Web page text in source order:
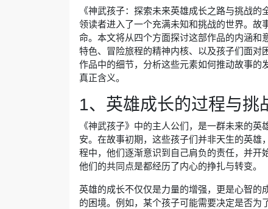
《神武孩子：探索未来英雄成长之路与挑战
领读者进入了一个充满未知和挑战的世界。故
命。本文将从四个方面探讨这部作品的内涵和
特色、冒险旅程的精神内核、以及孩子们面对
作品中的细节，分析这些元素如何推动故事的
真正含义。
1、英雄成长的过程与挑
《神武孩子》中的主人公们，是一群未来的
安。在故事初期，这些孩子们并非天生的英
程中，他们逐渐意识到自己肩负的责任，并开
他们的共同点是都经历了内心的挣扎与转变。
英雄的成长不仅仅是力量的增强，更是心智的
的困境。例如，某个孩子可能需要决定是否